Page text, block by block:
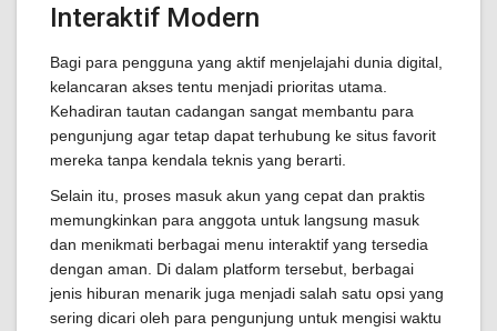
Interaktif Modern
Bagi para pengguna yang aktif menjelajahi dunia digital,
kelancaran akses tentu menjadi prioritas utama.
Kehadiran tautan cadangan sangat membantu para
pengunjung agar tetap dapat terhubung ke situs favorit
mereka tanpa kendala teknis yang berarti.
Selain itu, proses masuk akun yang cepat dan praktis
memungkinkan para anggota untuk langsung masuk
dan menikmati berbagai menu interaktif yang tersedia
dengan aman. Di dalam platform tersebut, berbagai
jenis hiburan menarik juga menjadi salah satu opsi yang
sering dicari oleh para pengunjung untuk mengisi waktu